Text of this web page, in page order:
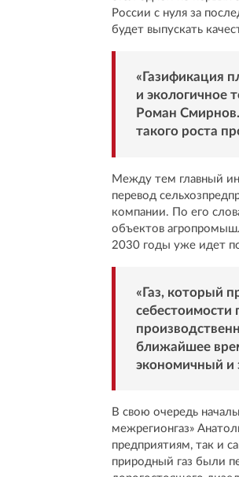
России с нуля за
будет выпускать
«Газификация
и экологичное
Роман Смирнов.
такого роста
Между тем главный
перевод
компании. По его
объектов
2030 годы уже идет
«Газ, который
себестоимости
ближайшее
экономичный и
В свою очередь
межрегионгаз»
предприятиям, так и
природный газ были